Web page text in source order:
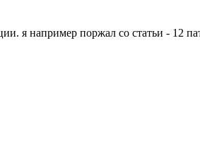
я например поржал со статьи - 12